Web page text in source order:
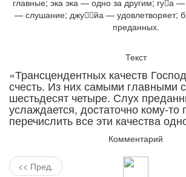
главные; эка эка — одно за другим; гуа —
— слушание; джуйа — удовлетворяет;
преданных.
Текст
«Трансцендентных качеств
счесть. Из них самыми главными
шестьдесят четыре. Слух
услаждается, достаточно кому-то
перечислить все эти качества
Комментарий
<< Пред.